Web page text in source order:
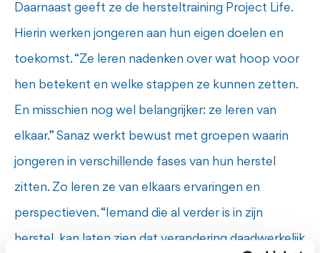
Daarnaast geeft ze de hersteltraining Project Life.
Hierin werken jongeren aan hun eigen doelen en
toekomst. “Ze leren nadenken over wat hoop voor
hen betekent en welke stappen ze kunnen zetten.
En misschien nog wel belangrijker: ze leren van
elkaar.” Sanaz werkt bewust met groepen waarin
jongeren in verschillende fases van hun herstel
zitten. Zo leren ze van elkaars ervaringen en
perspectieven. “Iemand die al verder is in zijn
herstel, kan laten zien dat verandering daadwerkelijk